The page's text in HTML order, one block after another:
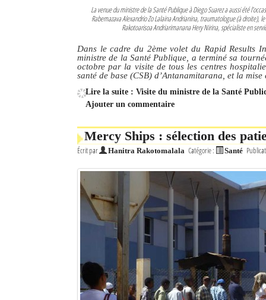
La venue du ministre de la Santé Publique à Diego Suarez a aussi été
Rabemazava Alexandrio Zo Lalaina Andrianina, traumatologue (à droite),
Rakotoarisoa Andriarimanana Hery Nirina, spécialiste en
Dans le cadre du 2ème volet du Rapid Results
ministre de la Santé Publique, a terminé sa
octobre par la visite de tous les centres
santé de base (CSB) d’Antanamitarana, et la
Lire la suite : Visite du ministre de la Santé
Ajouter un commentaire
Mercy Ships : sélection des
Écrit par Hanitra Rakotomalala Catégorie : Santé